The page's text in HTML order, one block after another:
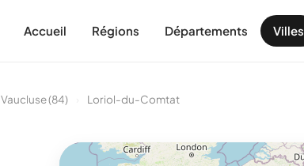
Accueil Régions Départements Villes
Vaucluse (84) Loriol-du-Comtat